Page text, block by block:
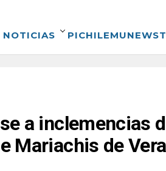
NOTICIAS
a inclemencias
Mariachis de